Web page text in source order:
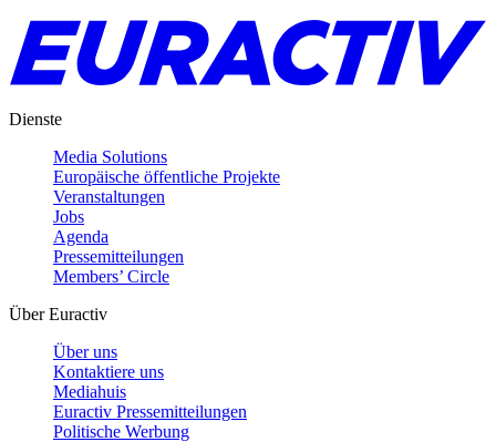
Dienste
Media Solutions
Europäische öffentliche Projekte
Veranstaltungen
Jobs
Agenda
Pressemitteilungen
Members’ Circle
Über Euractiv
Über uns
Kontaktiere uns
Mediahuis
Euractiv Pressemitteilungen
Politische Werbung